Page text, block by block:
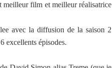
film et meilleur réalisatrice
avec la diffusion de la saison 2
excellents épisodes.